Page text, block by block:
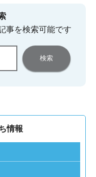
事を検索可能です
情報